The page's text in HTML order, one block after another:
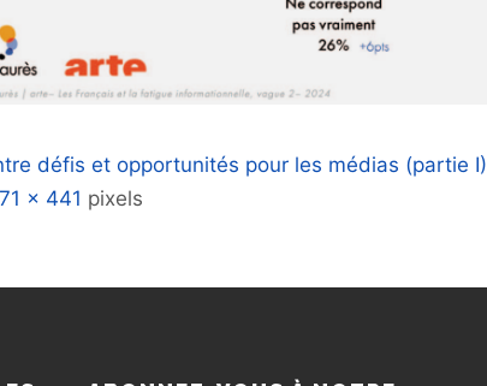
défis et opportunités pour les médias (partie I)
× 441 pixels